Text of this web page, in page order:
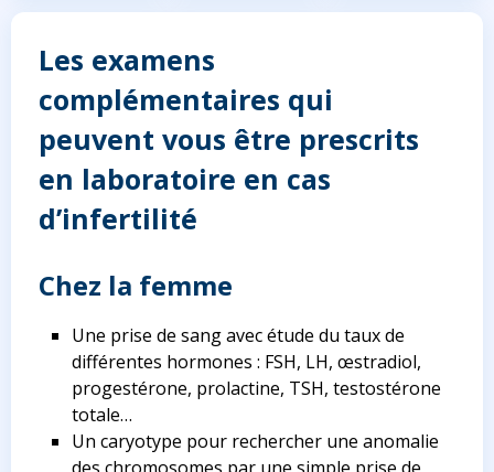
Les examens
complémentaires qui
peuvent vous être prescrits
en laboratoire en cas
d’infertilité
Chez la femme
Une prise de sang avec étude du taux de
différentes hormones : FSH, LH, œstradiol,
progestérone, prolactine, TSH, testostérone
totale…
Un caryotype pour rechercher une anomalie